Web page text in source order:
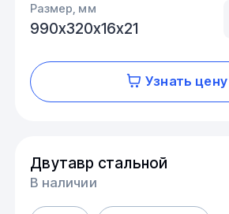
Размер, мм
990х320х16х21
Узнать цену
Двутавр стальной
В наличии